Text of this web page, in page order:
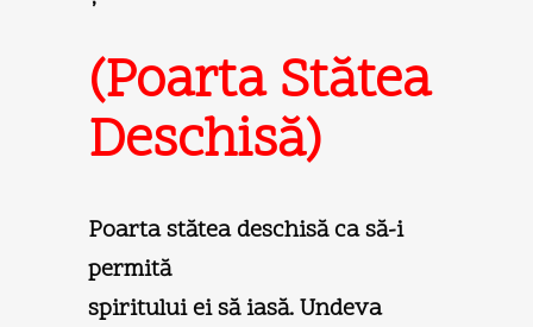
(Poarta Stătea
Deschisă)
Poarta stătea deschisă ca să-i
permită
spiritului ei să iasă. Undeva